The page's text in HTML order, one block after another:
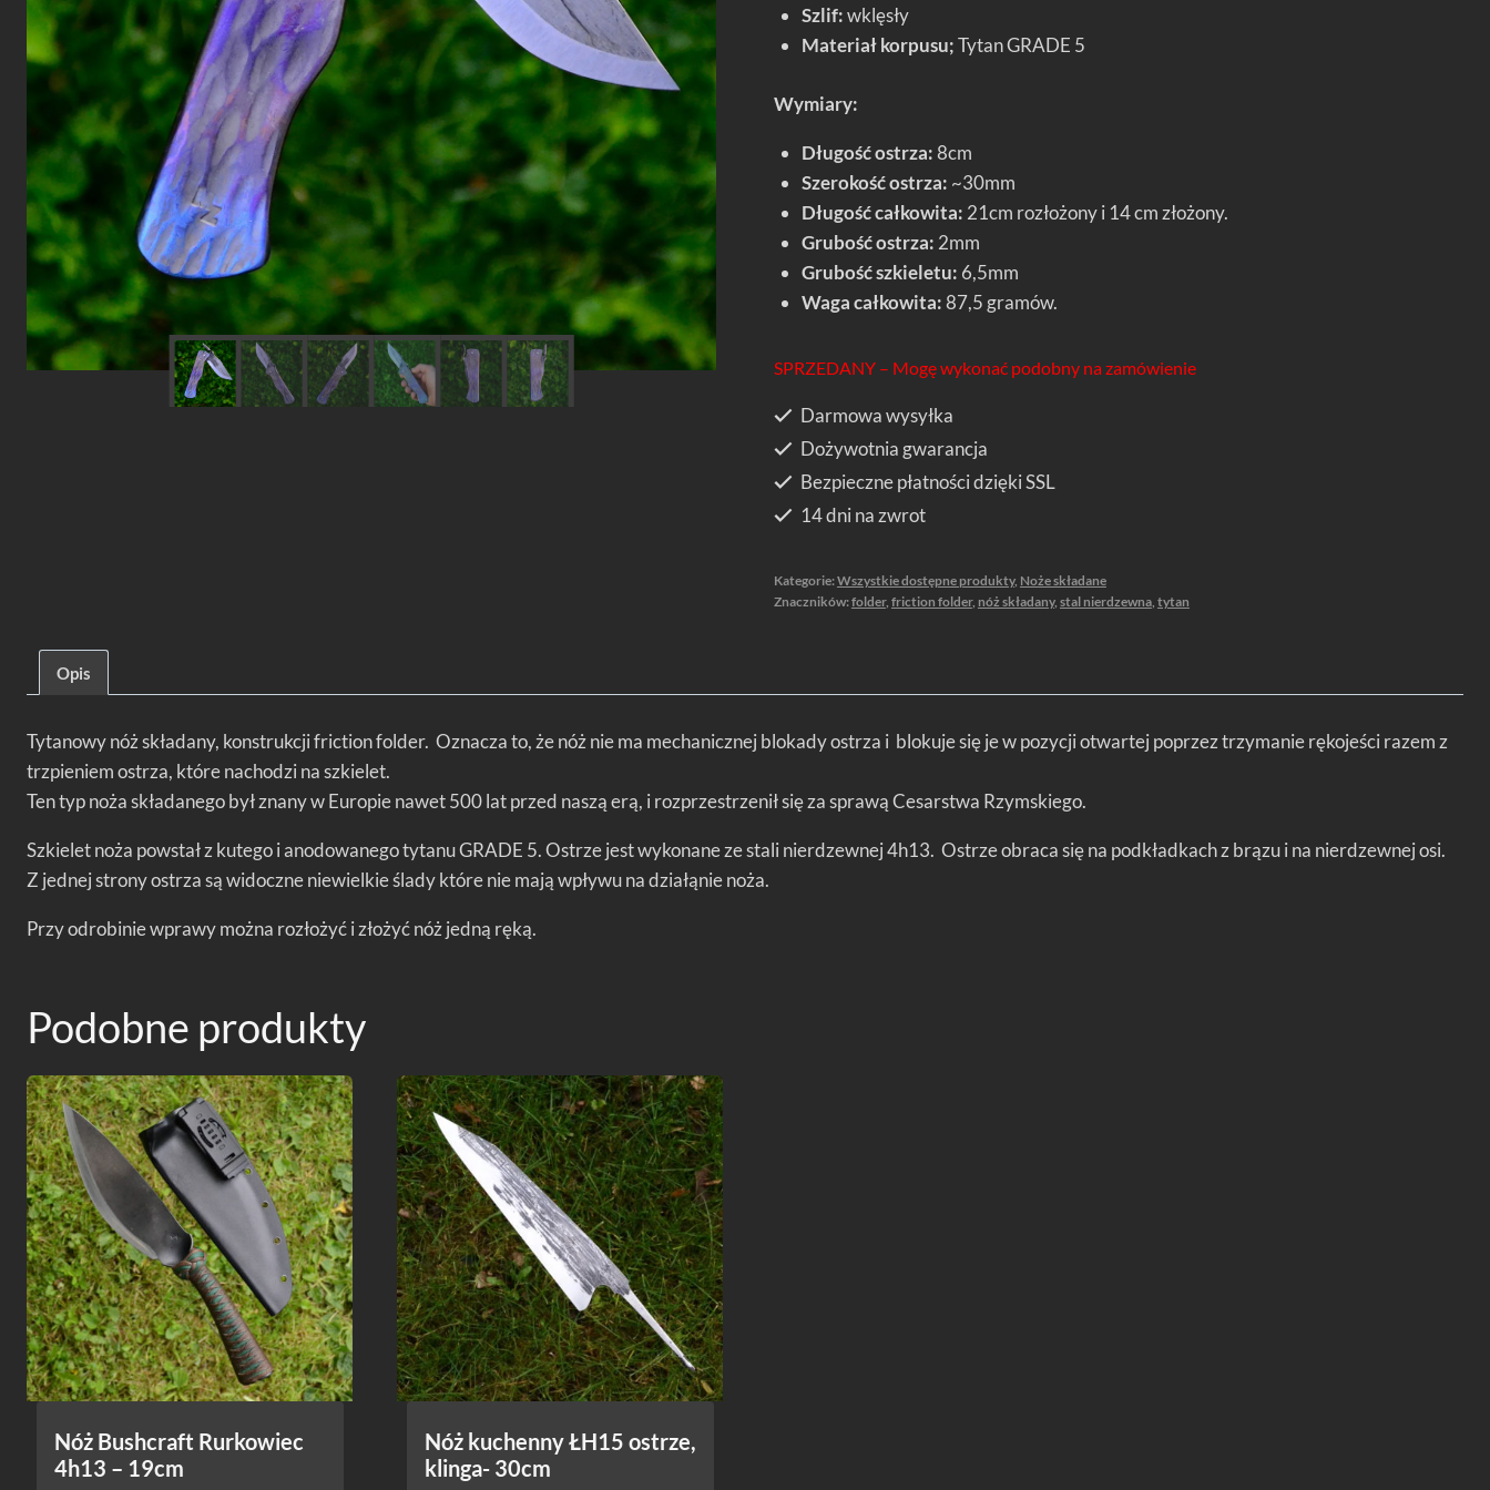
Szlif:wklęsły
Materiał korpusu;Tytan GRADE 5
Wymiary:
Długość ostrza:8cm
Szerokość ostrza: ~30mm
Długość całkowita: 21cm rozłożony i 14 cm złożony.
Grubość ostrza: 2mm
Grubość szkieletu: 6,5mm
Waga całkowita:87,5 gramów.
SPRZEDANY – Mogę wykonać podobny na zamówienie
Darmowa wysyłka
Dożywotnia gwarancja
Bezpieczne płatności dzięki SSL
14 dni na zwrot
Kategorie:Wszystkie dostępne produkty, Noże składane
Znaczników:folder, friction folder, nóż składany, stal nierdzewna, tytan
Opis
Tytanowy nóż składany, konstrukcji friction folder. Oznacza to, że nóż nie ma mechanicznej blokady ostrza i blokuje się je w pozycji otwartej poprzez trzymanie rękojeści razem z
trzpieniem ostrza, które nachodzi na szkielet.
Ten typ noża składanego był znany w Europie nawet 500 lat przed naszą erą, i rozprzestrzenił się za sprawą Cesarstwa Rzymskiego.
Szkielet noża powstał z kutego i anodowanego tytanu GRADE 5. Ostrze jest wykonane ze stali nierdzewnej 4h13. Ostrze obraca się na podkładkach z brązu i na nierdzewnej osi.
Z jednej strony ostrza są widoczne niewielkie ślady które nie mają wpływu na działąnie noża.
Przy odrobinie wprawy można rozłożyć i złożyć nóż jedną ręką.
Podobne produkty
Nóż Bushcraft Rurkowiec
4h13 – 19cm
Nóż kuchenny ŁH15 ostrze,
klinga- 30cm